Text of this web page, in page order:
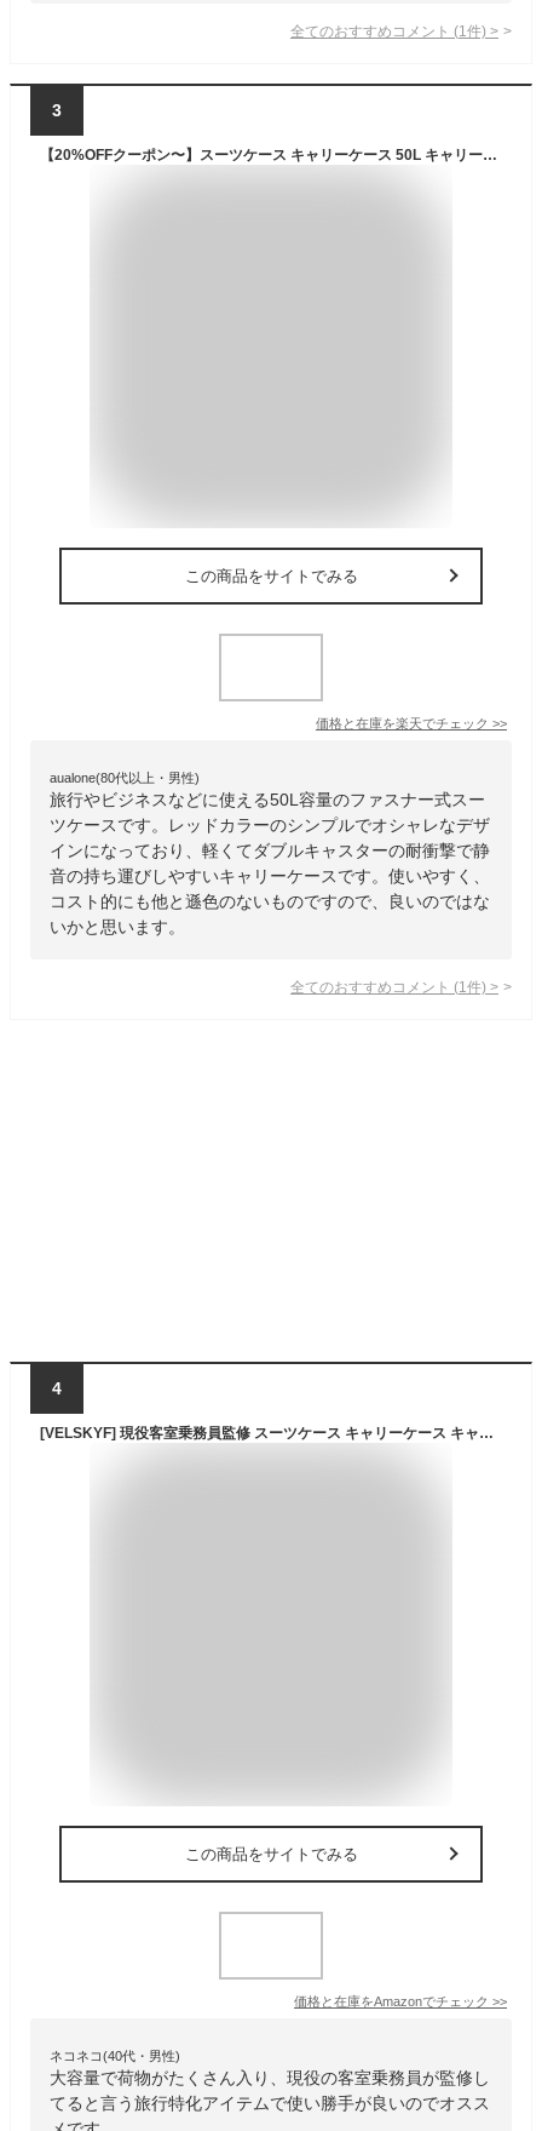
全てのおすすめコメント (1 件) >
3
【20%OFFクーポン〜】スーツケース キャリーケース 50L キャリーバッグ ファスナー式 超軽量 大型 耐衝撃 静音 ダブルキャスター 360度回転 旅行 ビジネス 出張 レッド m3-5泊）
この商品をサイトでみる
価格と在庫を楽天でチェック >>
aualone(80代以上・男性)
旅行やビジネスなどに使える50L容量のファスナー式スー
ツケースです。レッドカラーのシンプルでオシャレなデザ
インになっており、軽くてダブルキャスターの耐衝撃で静
音の持ち運びしやすいキャリーケースです。使いやすく、
コスト的にも他と遜色のないものですので、良いのではな
いかと思います。
全てのおすすめコメント (1 件) >
4
[VELSKYF] 現役客室乗務員監修 スーツケース キャリーケース キャリーバッグ TSAダイヤルロック［日本企業企画］一部パーツ無期限メーカー保証 ダブルキャスター (Mサイズ 4-7泊 3.5kg 59.5L シャンパンゴールド)
この商品をサイトでみる
価格と在庫をAmazonでチェック >>
ネコネコ(40代・男性)
大容量で荷物がたくさん入り、現役の客室乗務員が監修し
てると言う旅行特化アイテムで使い勝手が良いのでオスス